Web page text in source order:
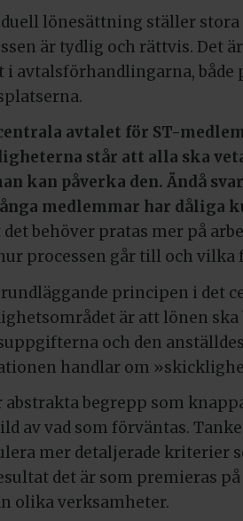
lönesättning ställer
är tydlig och rättvis. Det
i avtalsförhandlingarna, både
avtalet för ST-
står att alla ska
kan påverka den. Ändå
medlemmar har dåliga
det behöver pratas mer på
processen går till och
principen i det
är att lönen
och den
handlar om
abstrakta begrepp som
av vad som förväntas.
mer detaljerade kriterier
det är som premieras
olika verksamheter.